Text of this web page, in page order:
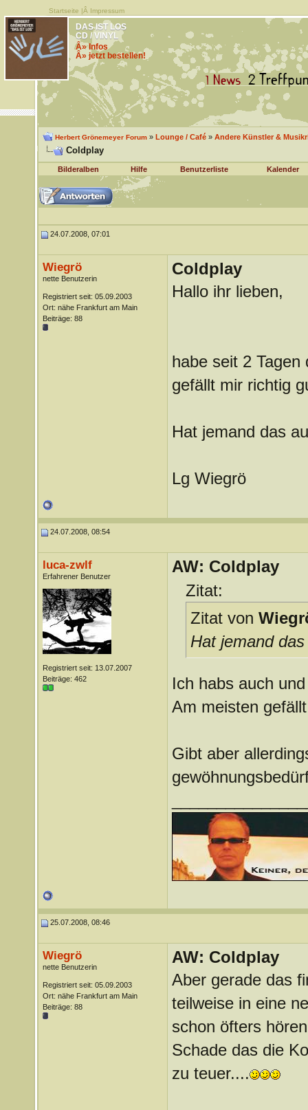
Startseite |Â Impressum
DAS IST LOS
CD / VINYL
Â» Infos
Â» jetzt bestellen!
Herbert Grönemeyer Forum» Lounge / Café» Andere Künstler &
Coldplay
Bilderalben Hilfe Benutzerliste Kalender
24.07.2008, 07:01
Wiegrö
nette Benutzerin
Registriert seit: 05.09.2003
Ort: nähe Frankfurt am Main
Beiträge: 88
Coldplay
Hallo ihr lieben,
habe seit 2
gefällt mir richtig
Hat jemand das
Lg Wiegrö
24.07.2008, 08:54
luca-zwlf
Erfahrener Benutzer
Registriert seit: 13.07.2007
Beiträge: 462
AW: Coldplay
Zitat:
Zitat von
Hat jemand
Ich habs auch
Am meisten
Gibt aber
25.07.2008, 08:46
Wiegrö
nette Benutzerin
Registriert seit: 05.09.2003
Ort: nähe Frankfurt am Main
Beiträge: 88
AW: Coldplay
Aber gerade das
teilweise in eine
schon öfters
Schade das die
zu teuer....